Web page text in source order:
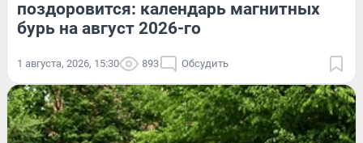
поздоровится: календарь магнитных
бурь на август 2026-го
1 августа, 2026, 15:30 893 Обсудить